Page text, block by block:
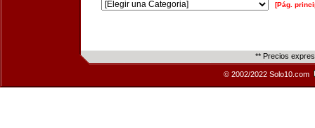
[Pág.
** Precios
© 2002/2022 Solo10.com